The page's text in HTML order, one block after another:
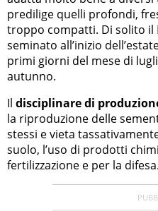
predilige quelli profondi,
troppo compatti. Di solito il
seminato all’inizio
primi giorni del mese di
autunno.
Il disciplinare di
la riproduzione delle
stessi e vieta
suolo, l’uso di prodotti
fertilizzazione e per la difesa.